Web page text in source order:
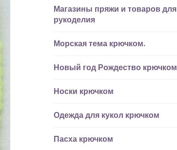
Магазины пряжи и товаров для
рукоделия
Морская тема крючком.
Новый год Рождество крючком
Носки крючком
Одежда для кукол крючком
Пасха крючком